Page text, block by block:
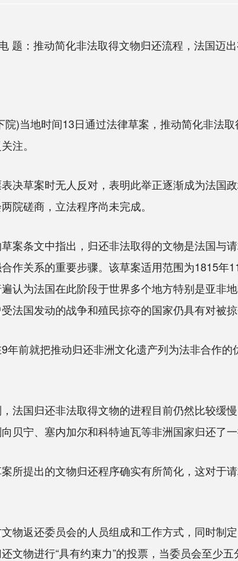
：推动简化非法取得文物归还流程，法国迈
当地时间13日通过法律草案，推动简化非法
注。
草案时无人反对，表明此举正逐渐成为法国
院磋商，立法程序尚未完成。
条文中指出，归还非法取得的文物是法国与
作关系的重要步骤。该草案适用范围为1815
认为法国在此阶段于世界多个地方特别是亚非
法国发动的战争和殖民掠夺的国家仍具有对被掠
前就把推动归还非洲文化遗产列为法非合作的
国归还非法取得文物的进程目前仍然比较缓
贝宁、塞内加尔和科特迪瓦等非洲国家归还了一
提出的文物归还程序确实有所简化，这对于
返还委员会的人员组成和工作方式，同时制
文物进行“具有约束力”的投票，当委员会至少